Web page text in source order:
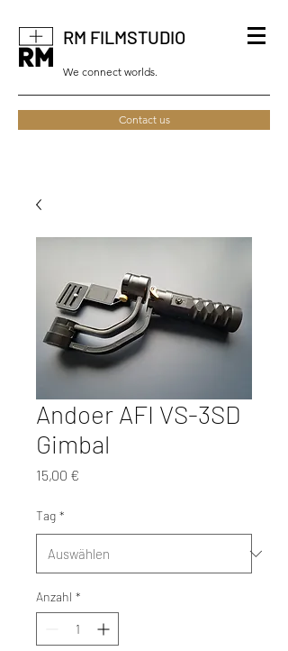
RM FILMSTUDIO
We connect worlds.
Contact us
Andoer AFI VS-3SD
Gimbal
15,00 €
Tag *
Anzahl *